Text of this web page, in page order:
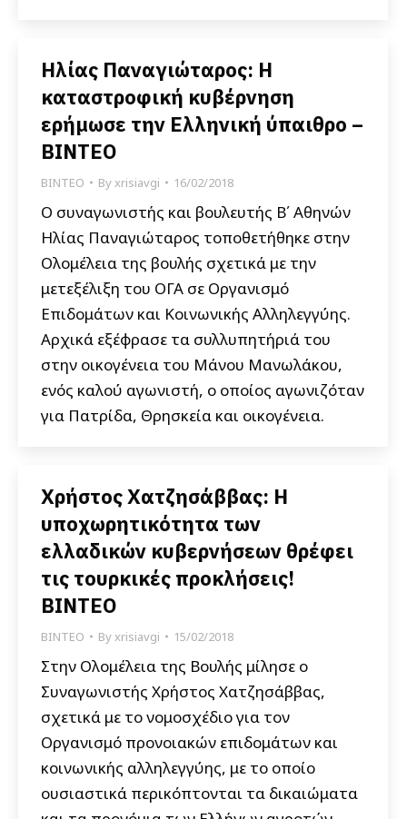
Ηλίας Παναγιώταρος: H
καταστροφική κυβέρνηση
ερήμωσε την Ελληνική ύπαιθρο –
ΒΙΝΤΕΟ
ΒΙΝΤΕΟ Byxrisiavgi 16/02/2018
Ο συναγωνιστής και βουλευτής Β΄ Αθηνών
Ηλίας Παναγιώταρος τοποθετήθηκε στην
Ολομέλεια της βουλής σχετικά με την
μετεξέλιξη του ΟΓΑ σε Οργανισμό
Επιδομάτων και Κοινωνικής Αλληλεγγύης.
Αρχικά εξέφρασε τα συλλυπητήριά του
στην οικογένεια του Μάνου Μανωλάκου,
ενός καλού αγωνιστή, ο οποίος αγωνιζόταν
για Πατρίδα, Θρησκεία και οικογένεια.
Χρήστος Χατζησάββας: Η
υποχωρητικότητα των
ελλαδικών κυβερνήσεων θρέφει
τις τουρκικές προκλήσεις!
BINTEO
ΒΙΝΤΕΟ Byxrisiavgi 15/02/2018
Στην Ολομέλεια της Βουλής μίλησε ο
Συναγωνιστής Χρήστος Χατζησάββας,
σχετικά με το νομοσχέδιο για τον
Οργανισμό προνοιακών επιδομάτων και
κοινωνικής αλληλεγγύης, με το οποίο
ουσιαστικά περικόπτονται τα δικαιώματα